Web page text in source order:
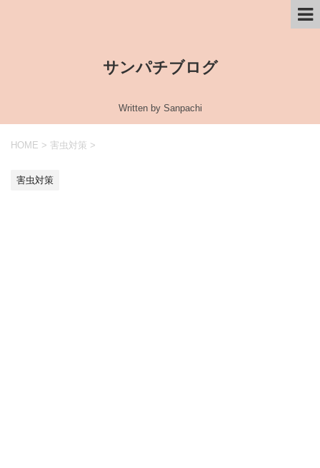
サンパチブログ
Written by Sanpachi
HOME > 害虫対策 >
害虫対策